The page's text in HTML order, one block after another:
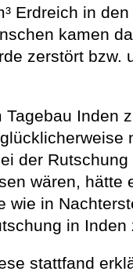
Erdreich in
kamen
zerstört bzw.
Inden
der
wären, hätte
wie in
in
stattfand